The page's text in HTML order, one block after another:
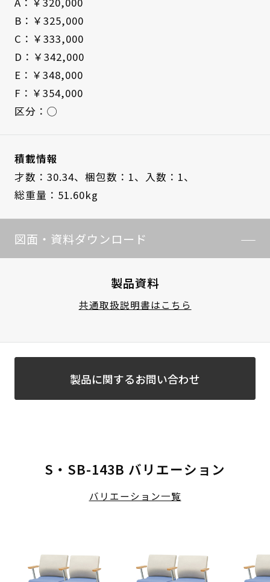
B：￥325,000
C：￥333,000
D：￥342,000
E：￥348,000
F：￥354,000
区分：◯
積載情報
才数：30.34、 梱包数：1、 入数：1、
総重量：51.60kg
図面・資料ダウンロード
製品資料
共通取扱説明書はこちら
製品に関するお問い合わせ
S・SB-143B バリエーション
バリエーション一覧